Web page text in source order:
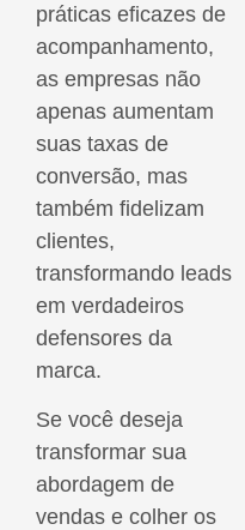
práticas eficazes de
acompanhamento,
as empresas não
apenas aumentam
suas taxas de
conversão, mas
também fidelizam
clientes,
transformando leads
em verdadeiros
defensores da
marca.
Se você deseja
transformar sua
abordagem de
vendas e colher os